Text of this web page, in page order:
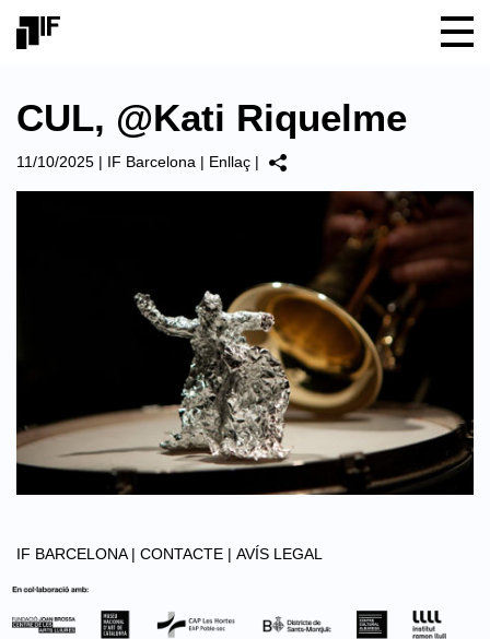
CUL, @Kati Riquelme
11/10/2025 | IF Barcelona | Enllaç |
IF BARCELONA | CONTACTE | AVÍS LEGAL